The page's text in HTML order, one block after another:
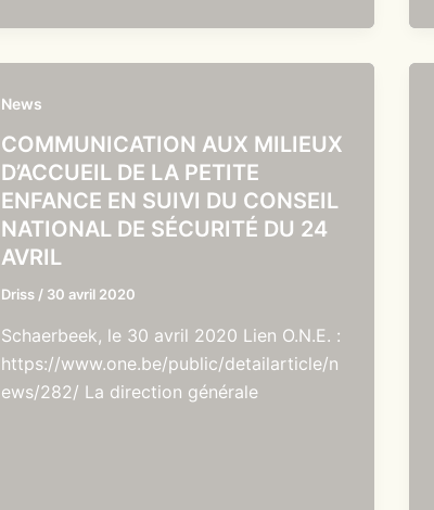
News
COMMUNICATION AUX MILIEUX
D’ACCUEIL DE LA PETITE
ENFANCE EN SUIVI DU CONSEIL
NATIONAL DE SÉCURITÉ DU 24
AVRIL
Driss / 30 avril 2020
Schaerbeek, le 30 avril 2020 Lien O.N.E. :
https://www.one.be/public/detailarticle/n
ews/282/ La direction générale